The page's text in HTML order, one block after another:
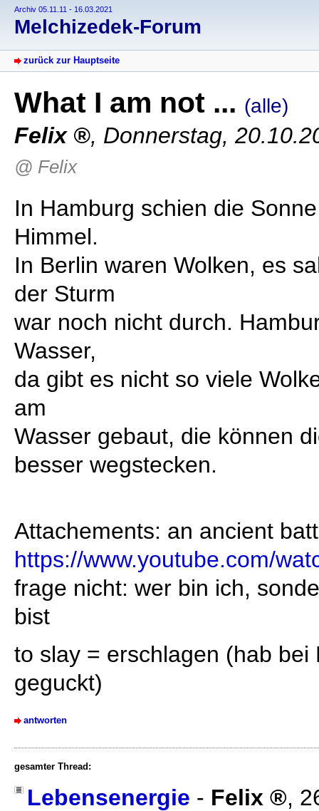
Archiv 05.11.11 - 16.03.2021
Melchizedek-Forum
zurück zur Hauptseite
What I am not ... (alle)
Felix , Donnerstag,
@ Felix
In Hamburg schien die
Himmel.
In Berlin waren Wolken, es
der Sturm
war noch nicht durch.
Wasser,
da gibt es nicht so viele
am
Wasser gebaut, die können
besser wegstecken.
Attachements: an ancient
https://www.youtube.com/
frage nicht: wer bin ich,
bist
to slay = erschlagen (hab
geguckt)
antworten
gesamter Thread:
Lebensenergie - Felix ,